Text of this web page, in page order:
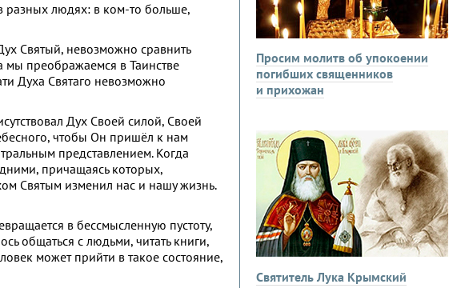
разных людях: в ком-то больше,
Святый, невозможно сравнить
мы преображаемся в Таинстве
Духа Святаго невозможно
Дух Своей силой, Своей
чтобы Он пришёл к нам
представлением. Когда
причащаясь которых,
Святым изменил нас и нашу жизнь.
в бессмысленную пустоту,
общаться с людьми, читать книги,
может прийти в такое состояние,
Просим молитв об упокоении
погибших священников
и прихожан
Святитель Лука Крымский